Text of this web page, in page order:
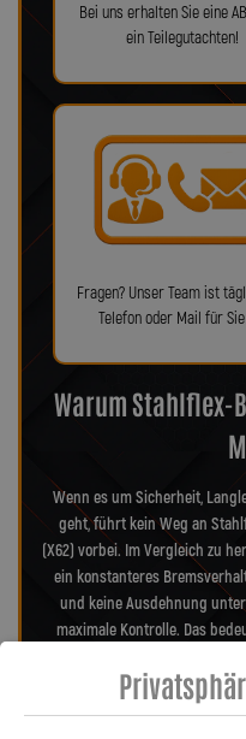
Bei uns erhalten Sie eine
ein Teilegutachten!
Fragen? Unser Team ist
Telefon oder Mail für
Warum Stahlflex-
Wenn es um Sicherheit,
geht, führt kein Weg an
(X62) vorbei. Im Vergleich zu
ein konstanteres
und keine Ausdehnung
maximale Kontrolle. Das
und hitzebeständig bis 260
Leitungen nahezu